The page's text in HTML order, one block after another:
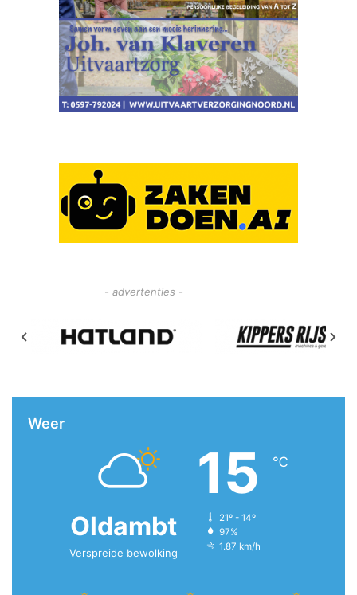
- advertenties -
Weer
Oldambt
Verspreide bewolking
15 ℃
21º - 14º
97%
1.87 km/h